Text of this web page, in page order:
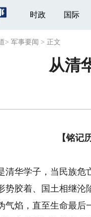
时政 国际
> 军事要闻 > 正文
从清
【铭记
华学子，当民族危亡
势胶着、国土相继沦
气焰，直至生命最后